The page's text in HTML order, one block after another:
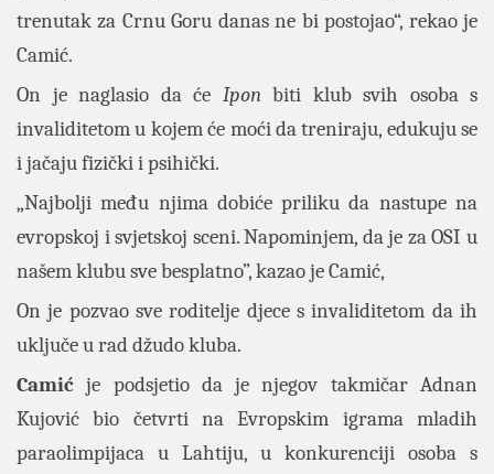
trenutak za Crnu Goru danas ne bi postojao“, rekao je
Camić.
On je naglasio da će Ipon biti klub svih osoba s
invaliditetom u kojem će moći da treniraju, edukuju se
i jačaju fizički i psihički.
„Najbolji među njima dobiće priliku da nastupe na
evropskoj i svjetskoj sceni. Napominjem, da je za OSI u
našem klubu sve besplatno”, kazao je Camić,
On je pozvao sve roditelje djece s invaliditetom da ih
uključe u rad džudo kluba.
Camić je podsjetio da je njegov takmičar Adnan
Kujović bio četvrti na Evropskim igrama mladih
paraolimpijaca u Lahtiju, u konkurenciji osoba s